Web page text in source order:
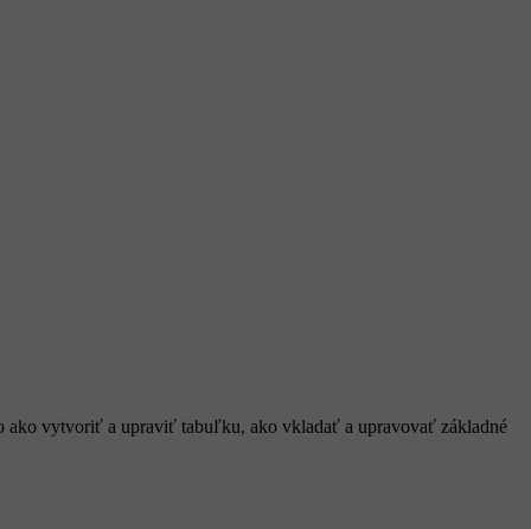
ako vytvoriť a upraviť tabuľku, ako vkladať a upravovať základné